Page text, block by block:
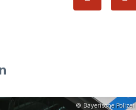
© Bayerische Polizei